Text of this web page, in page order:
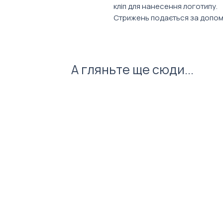
кліп для нанесення логотипу.
Стрижень подається за
А гляньте ще сюди...